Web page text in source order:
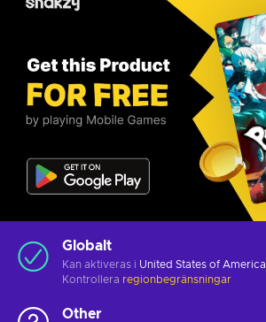
Globalt
Kan aktiveras i United States of America
Kontrollera regionbegränsningar
Other